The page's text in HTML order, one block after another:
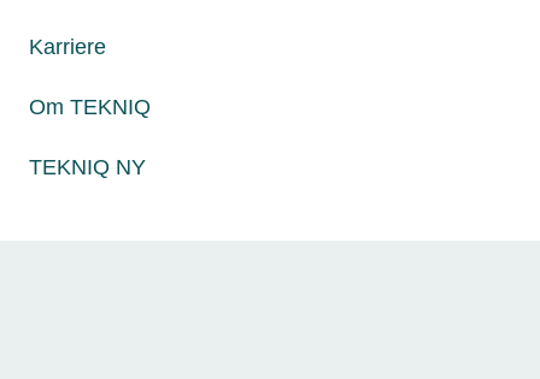
Karriere
Om TEKNIQ
TEKNIQ NY
er dårligt rustet til at udnytte dem, viser ny undersøgelse.